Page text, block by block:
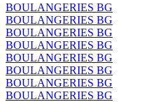
BOULANGERIES BG
BOULANGERIES BG
BOULANGERIES BG
BOULANGERIES BG
BOULANGERIES BG
BOULANGERIES BG
BOULANGERIES BG
BOULANGERIES BG